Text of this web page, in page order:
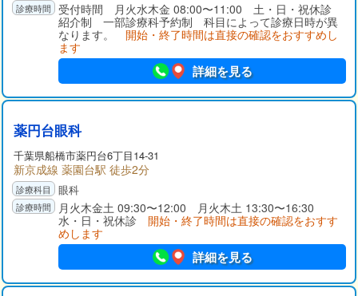
受付時間 月火水木金 08:00〜11:00 土・日・祝休診
紹介制 一部診療科予約制 科目によって診療日時が異
なります。 開始・終了時間は直接の確認をおすすめし
ます
詳細を見る
薬円台眼科
千葉県船橋市薬円台6丁目14-31
新京成線 薬園台駅 徒歩2分
眼科
月火木金土 09:30〜12:00 月火木土 13:30〜16:30
水・日・祝休診 開始・終了時間は直接の確認をおすす
めします
詳細を見る